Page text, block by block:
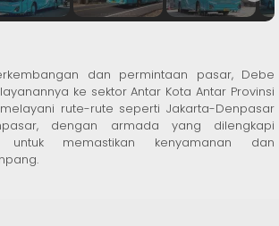
dan permintaan pasar, Debe
ke sektor Antar Kota Antar Provinsi
melayani rute-rute seperti Jakarta-Denpasar
dengan armada yang dilengkapi
memastikan kenyamanan dan